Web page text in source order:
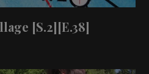
[S.2][E.38]